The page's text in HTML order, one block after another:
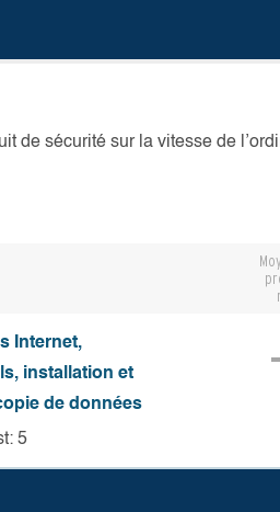
de sécurité sur la vitesse de
Internet,
installation et
de données
5